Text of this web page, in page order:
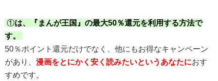
①は、『まんが王国』の最大50％還元を利用する方法で
す。
50％ポイント還元だけでなく、他にもお得なキャンペーン
があり、 漫画をとにかく安く読みたいというあなたにおす
すめです。